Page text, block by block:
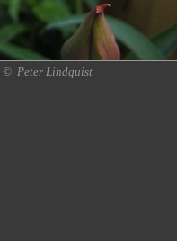
© Peter Lindquist